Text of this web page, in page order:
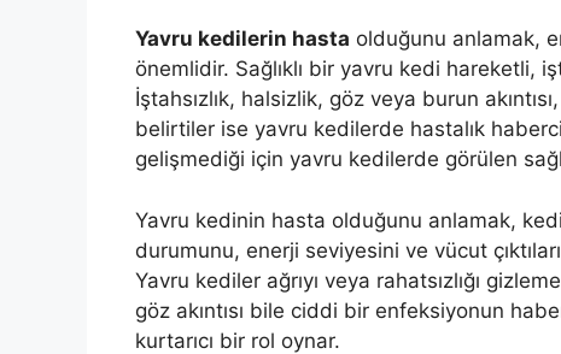
Yavru kedilerin hasta olduğunu anlamak,
önemlidir. Sağlıklı bir yavru kedi hareketli,
İştahsızlık, halsizlik, göz veya burun
belirtiler ise yavru kedilerde hastalık
gelişmediği için yavru kedilerde görülen
Yavru kedinin hasta olduğunu anlamak,
durumunu, enerji seviyesini ve vücut
Yavru kediler ağrıyı veya rahatsızlığı
göz akıntısı bile ciddi bir enfeksiyonun
kurtarıcı bir rol oynar.